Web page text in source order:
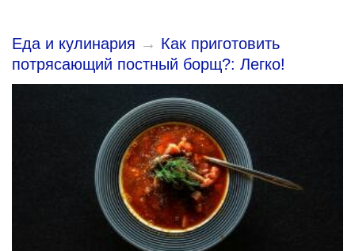
Еда и кулинария → Как приготовить
потрясающий постный борщ?: Легко!